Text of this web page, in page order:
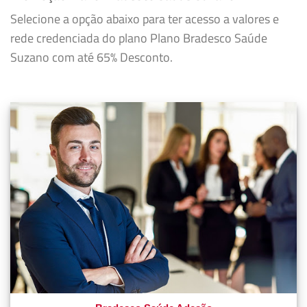
Selecione a opção abaixo para ter acesso a valores e
rede credenciada do plano Plano Bradesco Saúde
Suzano com até 65% Desconto.